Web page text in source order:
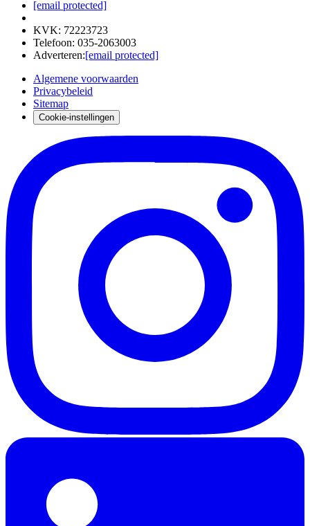
[email protected]
KVK: 72223723
Telefoon: 035-2063003
Adverteren:[email protected]
Algemene voorwaarden
Privacybeleid
Sitemap
Cookie-instellingen